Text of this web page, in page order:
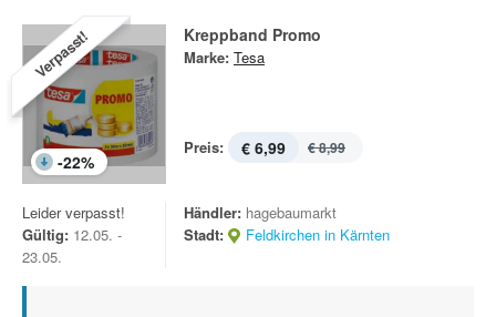
Verpasst!
-22%
Kreppband Promo
Marke: Tesa
Preis: € 6,99 € 8,99
Leider verpasst!
Gültig: 12.05. -
23.05.
Händler: hagebaumarkt
Stadt:
Feldkirchen in Kärnten